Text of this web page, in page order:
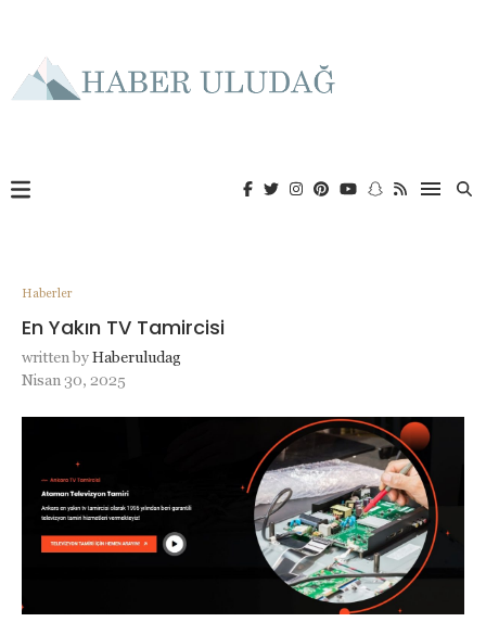
Haberler
En Yakın TV Tamircisi
written byHaberuludag
Nisan 30, 2025